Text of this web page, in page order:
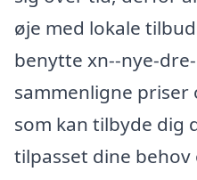
øje med lokale
benytte xn--nye-
sammenligne
som kan tilbyde dig
tilpasset dine